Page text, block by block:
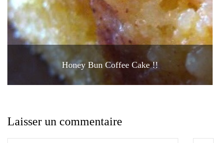
Honey Bun Coffee Cake !!
Laisser un commentaire